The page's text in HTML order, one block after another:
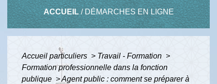
ACCUEIL/DÉMARCHES EN LIGNE
Accueil particuliers > Travail - Formation >
Formation professionnelle dans la fonction
publique >Agent public : comment se préparer à